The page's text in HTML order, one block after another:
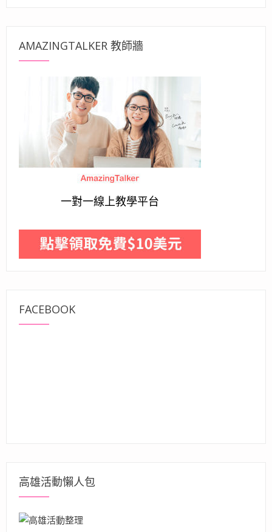
AMAZINGTALKER 教師牆
一對一線上教學平台
FACEBOOK
高雄活動懶人包